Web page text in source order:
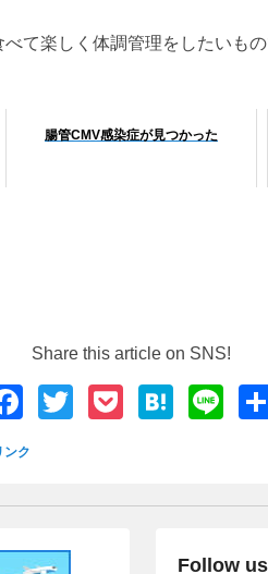
て楽しく体調管理をしたいもの
腸管CMV感染症が見つかった
Share this article on SNS!
F
e
b
T
er
P
et
H
n
Li
ンク
Follow us